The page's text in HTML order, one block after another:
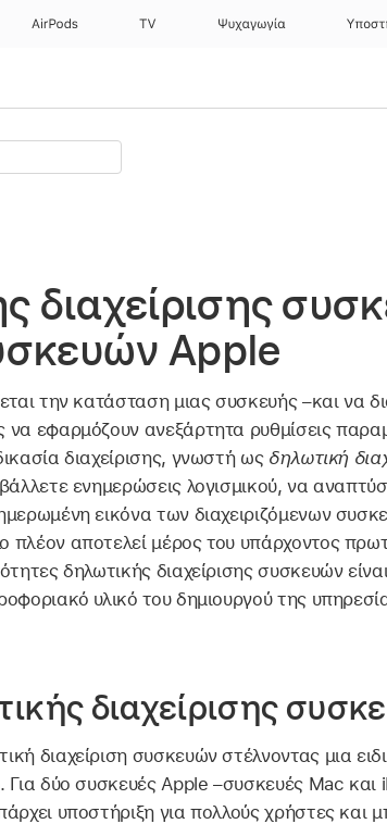
AirPods TV Ψυχαγωγία
διαχείρισης
Apple
την κατάσταση μιας συσκευής –και να
να εφαρμόζουν ανεξάρτητα ρυθμίσεις
διαχείρισης, γνωστή ως δηλωτική
ενημερώσεις λογισμικού, να
εικόνα των διαχειριζόμενων
αποτελεί μέρος του υπάρχοντος
δηλωτικής διαχείρισης συσκευών είναι
υλικό του δημιουργού της
διαχείρισης
διαχείριση συσκευών στέλνοντας μια
Για δύο συσκευές Apple –συσκευές Mac και
υποστήριξη για πολλούς χρήστες και